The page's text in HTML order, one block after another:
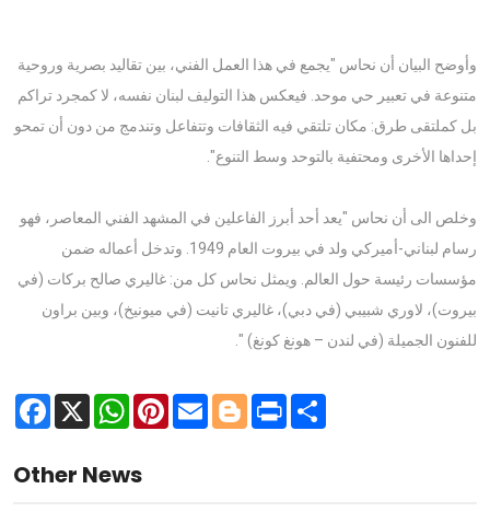
وأوضح البيان أن نحاس "يجمع في هذا العمل الفني، بين تقاليد بصرية وروحية
متنوعة في تعبير حي موحد. فيعكس هذا التوليف لبنان نفسه، لا كمجرد تراكم
بل كملتقى طرق: مكان تلتقي فيه الثقافات وتتفاعل وتندمج من دون أن تمحو
إحداها الأخرى ومحتفية بالتوحد وسط التنوع".
وخلص الى أن نحاس "يعد أحد أبرز الفاعلين في المشهد الفني المعاصر، فهو
رسام لبناني-أميركي ولد في بيروت العام 1949. وتدخل أعماله ضمن
مؤسسات رئيسة حول العالم. ويمثل نحاس كل من: غاليري صالح بركات (في
بيروت)، لاوري شبيبي (في دبي)، غاليري تانيت (في ميونيخ)، وبين براون
للفنون الجميلة (في لندن – هونغ كونغ) ".
Facebook
X WhatsApp
Pinterest
Email Blogger
Print
Other News